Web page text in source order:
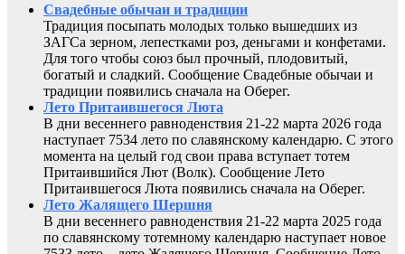
Свадебные обычаи и традиции
Традиция посыпать молодых только вышедших из
ЗАГСа зерном, лепестками роз, деньгами и конфетами.
Для того чтобы союз был прочный, плодовитый,
богатый и сладкий. Сообщение Свадебные обычаи и
традиции появились сначала на Оберег.
Лето Притаившегося Люта
В дни весеннего равноденствия 21-22 марта 2026 года
наступает 7534 лето по славянскому календарю. С этого
момента на целый год свои права вступает тотем
Притаившийся Лют (Волк). Сообщение Лето
Притаившегося Люта появились сначала на Оберег.
Лето Жалящего Шершня
В дни весеннего равноденствия 21-22 марта 2025 года
по славянскому тотемному календарю наступает новое